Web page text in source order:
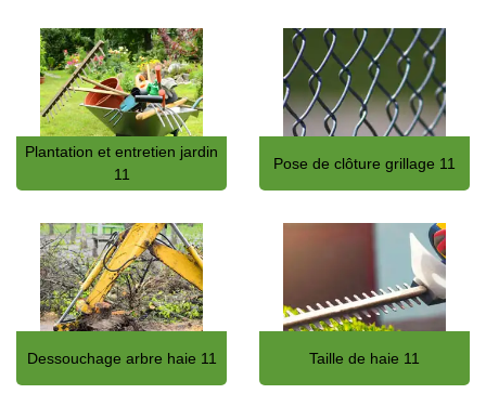
Plantation et entretien jardin
11
Pose de clôture grillage 11
Dessouchage arbre haie 11 Taille de haie 11